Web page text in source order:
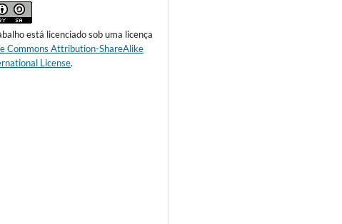
está licenciado sob uma licença
Commons Attribution-ShareAlike
License.